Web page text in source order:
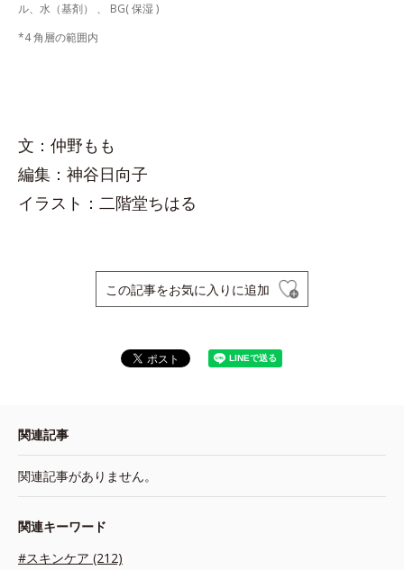
ル、水（基剤） 、 BG( 保湿 )
*4 角層の範囲内
文：仲野もも
編集：神谷日向子
イラスト：二階堂ちはる
この記事をお気に入りに追加
関連記事
関連記事がありません。
関連キーワード
#スキンケア (212)